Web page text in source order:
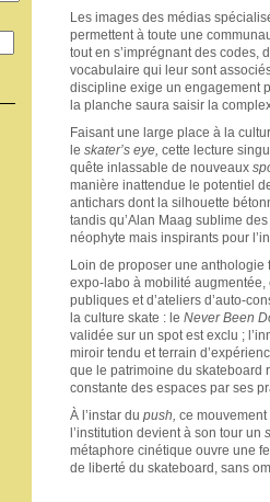
Les images des médias
permettent à toute une
tout en s’imprégnant des codes,
vocabulaire qui leur sont
discipline exige un engagement
la planche saura saisir la
Faisant une large place à la
le skater’s eye, cette lecture
quête inlassable de nouveaux
manière inattendue le potentiel
antichars dont la silhouette
tandis qu’Alan Maag sublime
néophyte mais inspirants pour
Loin de proposer une anthologie
expo-labo à mobilité
publiques et d’ateliers d’auto-
la culture skate : le Never Been
validée sur un spot est exclu ;
miroir tendu et terrain
que le patrimoine du skateboard
constante des espaces par ses
À l’instar du push, ce
l’institution devient à son tour un
métaphore cinétique ouvre une
de liberté du skateboard, sans